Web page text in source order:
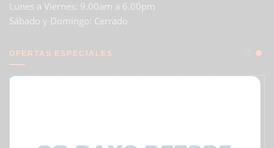
Lunes a Viernes: 9.00am a 6.00pm
Sábado y Domingo: Cerrado
OFERTAS ESPECIALES